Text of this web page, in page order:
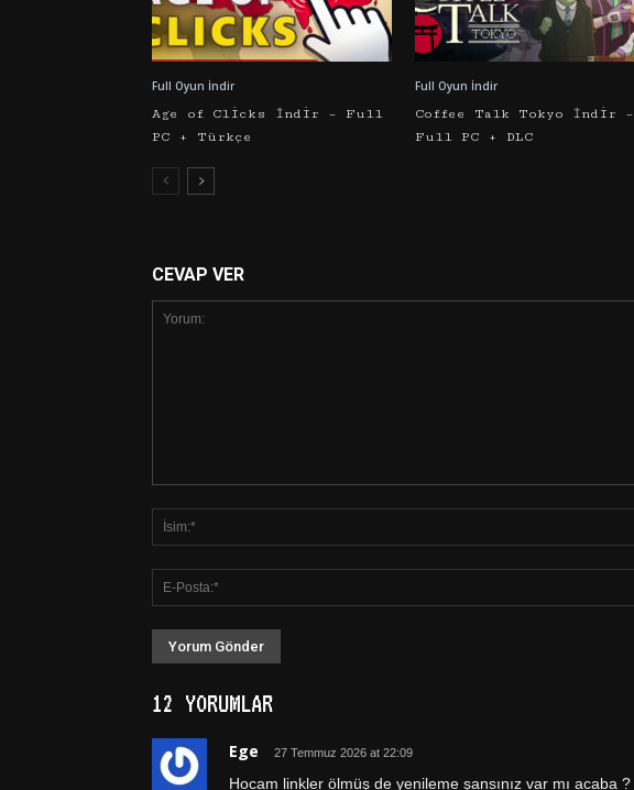
Full Oyun İndir
Age of Clicks İndir – Full
PC + Türkçe
Full Oyun İndir
Coffee Talk Tokyo İndir –
Full PC + DLC
CEVAP VER
12 YORUMLAR
Ege 27 Temmuz 2026 at 22:09
Hocam linkler ölmüş de yenileme şansınız var mı acaba ?